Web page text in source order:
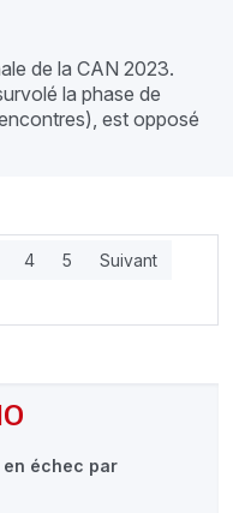
en échec par
de la CAN 2023.
la phase de
est opposé
4 5
Suivant